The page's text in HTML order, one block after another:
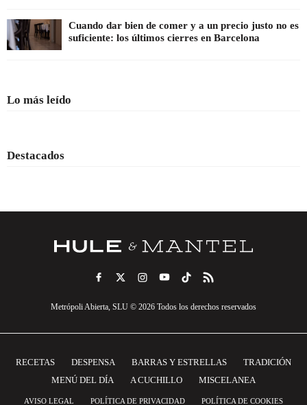
Cuando dar bien de comer y a un precio justo no es
suficiente: los últimos cierres en Barcelona
Lo más leído
Destacados
Metrópoli Abierta, SLU © 2026 Todos los derechos reservados
RECETAS DESPENSA BARRAS Y ESTRELLAS
TRADICIÓN
MENÚ DEL DÍA
A CUCHILLO MISCELANEA
AVISO LEGAL POLÍTICA DE PRIVACIDAD POLÍTICA DE COOKIES